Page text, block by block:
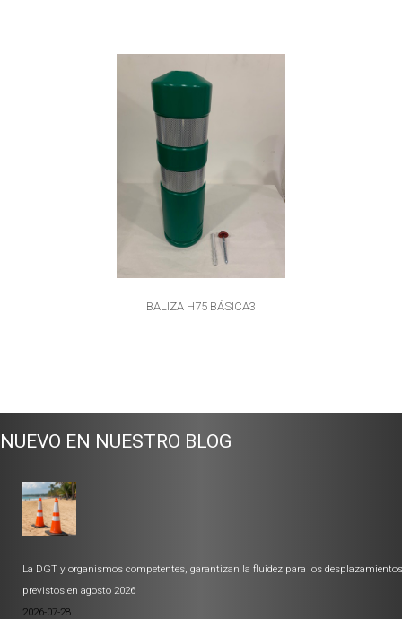
BALIZA H75 BÁSICA3
NUEVO EN NUESTRO BLOG
La DGT y organismos competentes, garantizan la fluidez para los desplazamientos
previstos en agosto 2026
2026-07-28